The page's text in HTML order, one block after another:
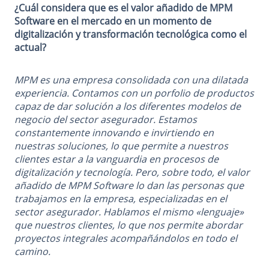
¿Cuál considera que es el valor añadido de MPM
Software en el mercado en un momento de
digitalización y transformación tecnológica como el
actual?
MPM es una empresa consolidada con una dilatada
experiencia. Contamos con un porfolio de productos
capaz de dar solución a los diferentes modelos de
negocio del sector asegurador. Estamos
constantemente innovando e invirtiendo en
nuestras soluciones, lo que permite a nuestros
clientes estar a la vanguardia en procesos de
digitalización y tecnología. Pero, sobre todo, el valor
añadido de MPM Software lo dan las personas que
trabajamos en la empresa, especializadas en el
sector asegurador. Hablamos el mismo «lenguaje»
que nuestros clientes, lo que nos permite abordar
proyectos integrales acompañándolos en todo el
camino.